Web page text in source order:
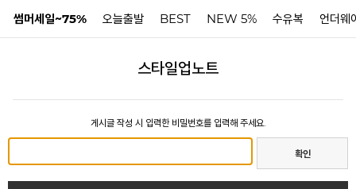
썸머세일~75% 오늘출발 BEST NEW 5% 수유복 언더웨
스타일업노트
게시글 작성 시 입력한 비밀번호를 입력해 주세요.
확인